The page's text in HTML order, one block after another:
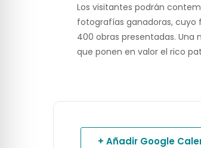
Los visitantes podrán
fotografías ganadoras, cuyo
400 obras presentadas. Una
que ponen en valor el rico
+ Añadir Google